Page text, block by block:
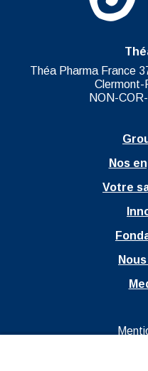
Théa Pharma France
Clermont-
NON-
Nos
Votre